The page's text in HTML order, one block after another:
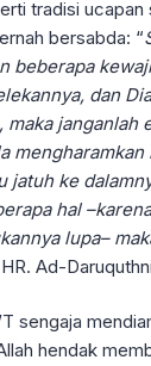
tradisi ucapan
bersabda: “
beberapa
dan
, maka janganlah
mengharamkan
jatuh ke
hal
lupa–
Ad-
sengaja
hendak